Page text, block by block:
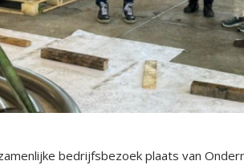
bedrijfsbezoek plaats van